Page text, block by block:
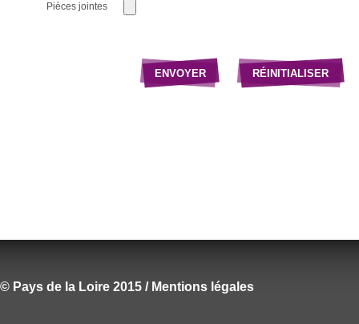
Pièces jointes
© Pays de la Loire 2015 / Mentions légales